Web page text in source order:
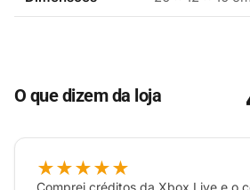
Material de Alta Qualidade:
da estampa, acompanhando
O que dizem da loja
★★★★★
Comprei créditos da Xbox Live e o